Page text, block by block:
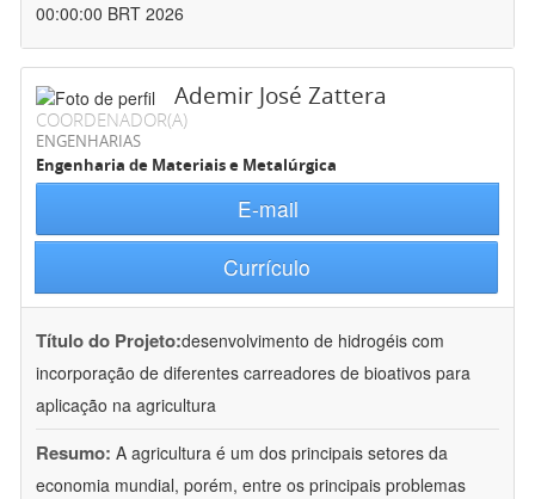
00:00:00 BRT 2026
Ademir José Zattera
COORDENADOR(A)
ENGENHARIAS
Engenharia de Materiais e Metalúrgica
E-mail
Currículo
Título do Projeto:desenvolvimento de hidrogéis com
incorporação de diferentes carreadores de bioativos para
aplicação na agricultura
Resumo: A agricultura é um dos principais setores da
economia mundial, porém, entre os principais problemas